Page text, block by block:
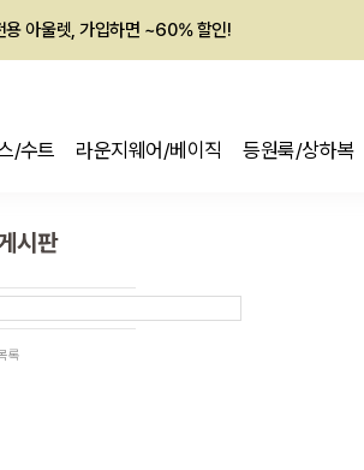
용 아울렛, 가입하면 ~60% 할인!
/수트 라운지웨어/베이직 등원룩/상하복
시판
록